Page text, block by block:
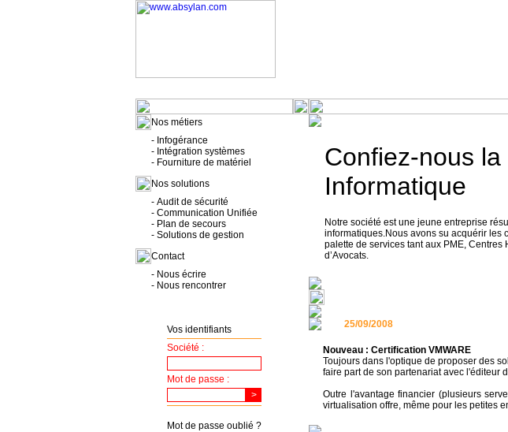
Nos métiers
- Infogérance
- Intégration systèmes
- Fourniture de matériel
Nos solutions
- Audit de sécurité
- Communication Unifiée
- Plan de secours
- Solutions de gestion
Contact
- Nous écrire
- Nous rencontrer
Confiez-nous
Informatique
Notre société est une jeune entreprise
informatiques.Nous avons su acquérir les
palette de services tant aux PME,
d’Avocats.
25/09/2008
Nouveau : Certification VMWARE
Toujours dans l'optique de proposer des
faire part de son partenariat avec l'éditeur
Outre l'avantage financier (plusieurs
virtualisation offre, même pour les petites
Vos identifiants
Société :
Mot de passe :
Mot de passe oublié ?